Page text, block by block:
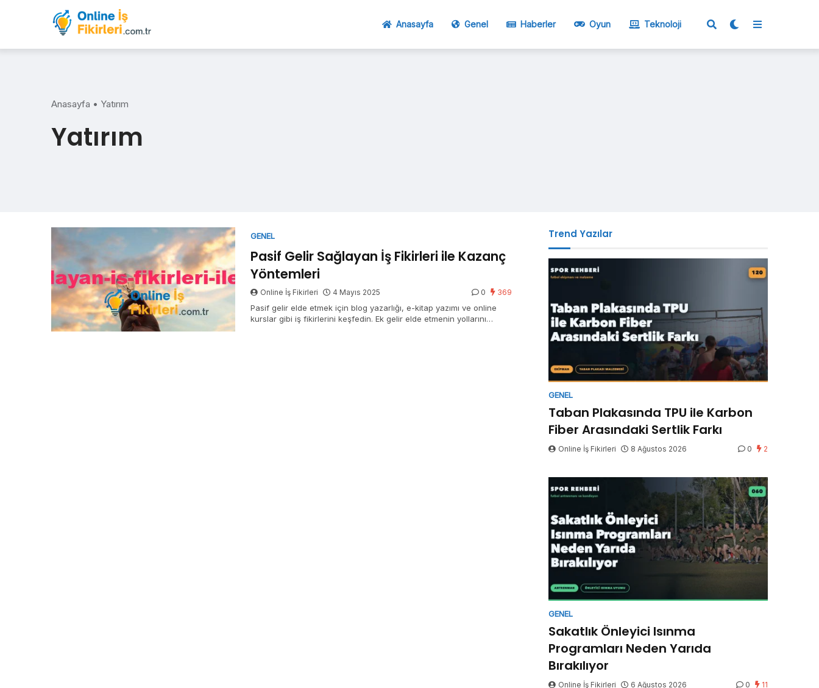
Anasayfa Genel Haberler Oyun Teknoloji
Anasayfa • Yatırım
Yatırım
GENEL
Pasif Gelir Sağlayan İş Fikirleri ile Kazanç
Yöntemleri
Online İş Fikirleri 4 Mayıs 2025 0 369
Pasif gelir elde etmek için blog yazarlığı, e-kitap yazımı ve online
kurslar gibi iş fikirlerini keşfedin. Ek gelir elde etmenin yollarını
Trend Yazılar
GENEL
Taban Plakasında TPU ile Karbon
Fiber Arasındaki Sertlik Farkı
Online İş Fikirleri 8 Ağustos 2026 0 2
GENEL
Sakatlık Önleyici Isınma
Programları Neden Yarıda
Bırakılıyor
Online İş Fikirleri 6 Ağustos 2026 0 11